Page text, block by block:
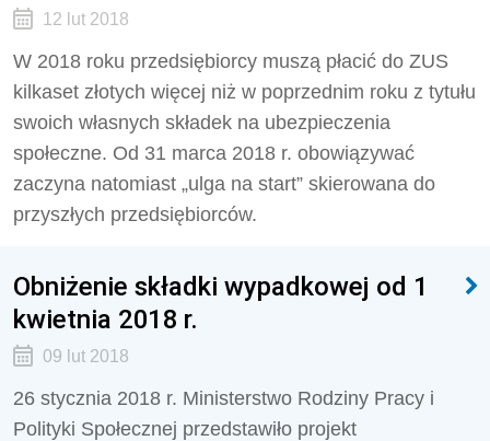
12 lut 2018
W 2018 roku przedsiębiorcy muszą płacić do ZUS
kilkaset złotych więcej niż w poprzednim roku z tytułu
swoich własnych składek na ubezpieczenia
społeczne. Od 31 marca 2018 r. obowiązywać
zaczyna natomiast „ulga na start” skierowana do
przyszłych przedsiębiorców.
Obniżenie składki wypadkowej od 1
kwietnia 2018 r.
09 lut 2018
26 stycznia 2018 r. Ministerstwo Rodziny Pracy i
Polityki Społecznej przedstawiło projekt